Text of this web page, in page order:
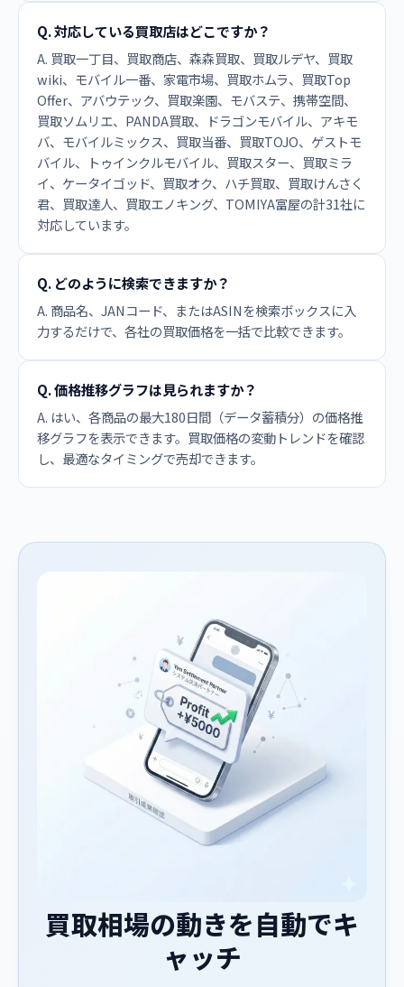
Q. 対応している買取店はどこですか？
A. 買取一丁目、買取商店、森森買取、買取ルデヤ、買取
wiki、モバイル一番、家電市場、買取ホムラ、買取Top
Offer、アバウテック、買取楽園、モバステ、携帯空間、
買取ソムリエ、PANDA買取、ドラゴンモバイル、アキモ
バ、モバイルミックス、買取当番、買取TOJO、ゲストモ
バイル、トゥインクルモバイル、買取スター、買取ミラ
イ、ケータイゴッド、買取オク、ハチ買取、買取けんさく
君、買取達人、買取エノキング、TOMIYA富屋の計31社に
対応しています。
Q. どのように検索できますか？
A. 商品名、JANコード、またはASINを検索ボックスに入
力するだけで、各社の買取価格を一括で比較できます。
Q. 価格推移グラフは見られますか？
A. はい、各商品の最大180日間（データ蓄積分）の価格推
移グラフを表示できます。買取価格の変動トレンドを確認
し、最適なタイミングで売却できます。
買取相場の動きを自動でキ
ャッチ